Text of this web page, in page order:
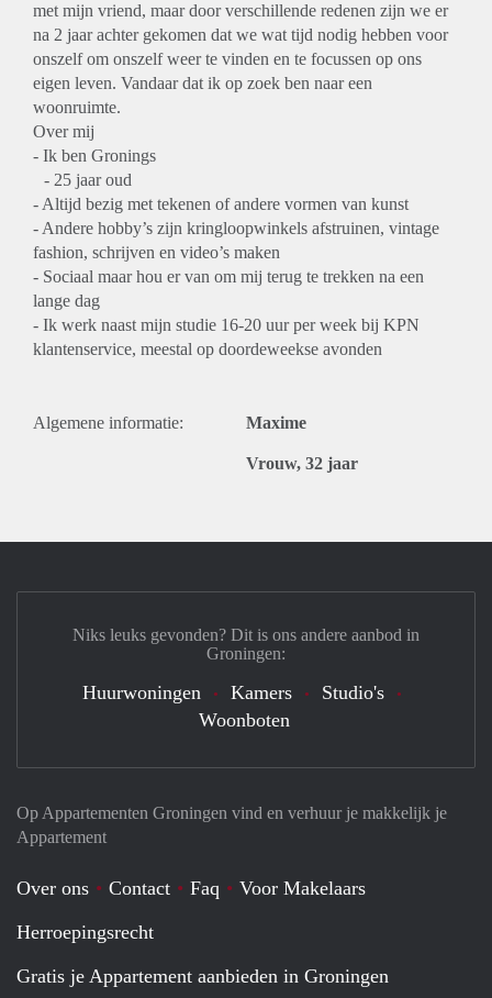
met mijn vriend, maar door verschillende redenen zijn we er
na 2 jaar achter gekomen dat we wat tijd nodig hebben voor
onszelf om onszelf weer te vinden en te focussen op ons
eigen leven. Vandaar dat ik op zoek ben naar een
woonruimte.
Over mij
- Ik ben Gronings
- 25 jaar oud
- Altijd bezig met tekenen of andere vormen van kunst
- Andere hobby’s zijn kringloopwinkels afstruinen, vintage
fashion, schrijven en video’s maken
- Sociaal maar hou er van om mij terug te trekken na een
lange dag
- Ik werk naast mijn studie 16-20 uur per week bij KPN
klantenservice, meestal op doordeweekse avonden
Algemene informatie: Maxime
Vrouw, 32 jaar
Op Appartementen Groningen vind en verhuur je makkelijk je
Appartement
Over ons Contact Faq
Voor Makelaars
Herroepingsrecht
Gratis je Appartement aanbieden in Groningen
Niks leuks gevonden? Dit is ons andere aanbod in
Groningen:
Huurwoningen Kamers
Studio's
Woonboten